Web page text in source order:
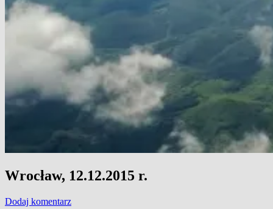
Wrocław, 12.12.2015 r.
Dodaj komentarz